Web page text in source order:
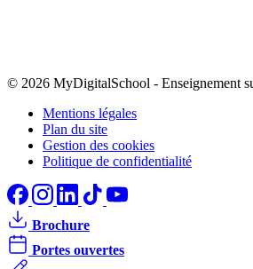
© 2026 MyDigitalSchool - Enseignement
Mentions légales
Plan du site
Gestion des cookies
Politique de confidentialité
Brochure
Portes ouvertes